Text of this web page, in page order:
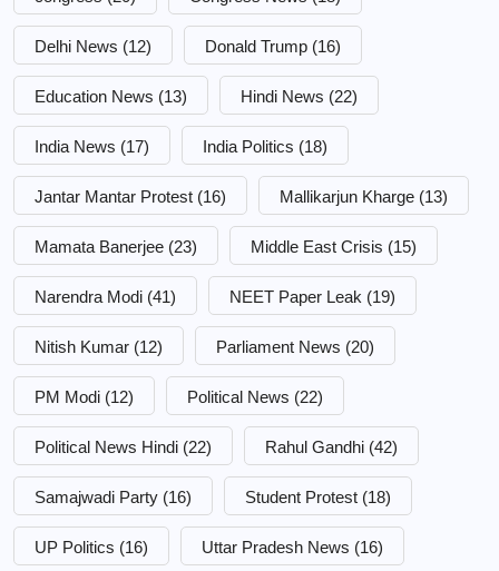
Delhi News (12) Donald Trump (16)
Education News (13) Hindi News (22)
India News (17) India Politics (18)
Jantar Mantar Protest (16) Mallikarjun Kharge (13)
Mamata Banerjee (23) Middle East Crisis (15)
Narendra Modi (41) NEET Paper Leak (19)
Nitish Kumar (12) Parliament News (20)
PM Modi (12) Political News (22)
Political News Hindi (22) Rahul Gandhi (42)
Samajwadi Party (16) Student Protest (18)
UP Politics (16) Uttar Pradesh News (16)